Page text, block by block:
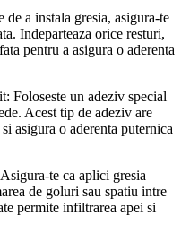
de a instala gresia, asigura-te
Indeparteaza orice resturi,
pentru a asigura o aderenta
Foloseste un adeziv special
Acest tip de adeziv are
asigura o aderenta puternica
te ca aplici gresia
de goluri sau spatiu intre
permite infiltrarea apei si